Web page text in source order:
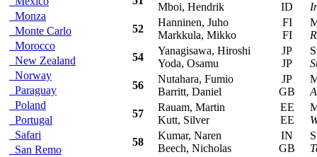
Monza
Monte Carlo
Morocco
New Zealand
Norway
Paraguay
Poland
Portugal
Safari
San Remo
Mboi, Hendrik
ID
52
Hanninen, Juho
Markkula, Mikko
FI
FI
54
Yanagisawa, Hiroshi
Yoda, Osamu
JP
JP
56
Nutahara, Fumio
Barritt, Daniel
JP
GB
57
Rauam, Martin
Kutt, Silver
EE
EE
58
Kumar, Naren
Beech, Nicholas
IN
GB